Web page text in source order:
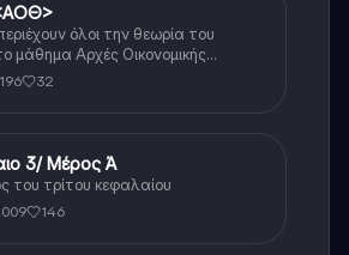
όλοι την θεωρία του
μάθημα Αρχές Οικονομικής
Γενικού Λυκείου
32
3/ Μέρος Ά
του τρίτου κεφαλαίου
146